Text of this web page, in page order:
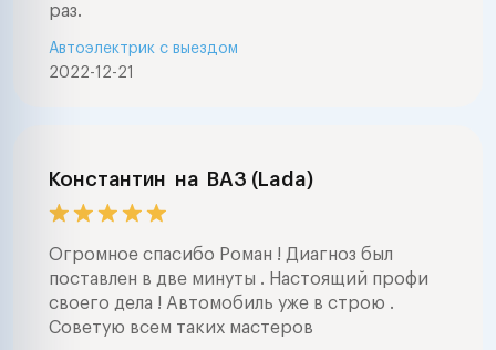
раз.
2022-12-21
Автоэлектрик с выездом
Константин на ВАЗ (Lada)
Огромное спасибо Роман ! Диагноз был
поставлен в две минуты . Настоящий профи
своего дела ! Автомобиль уже в строю .
Советую всем таких мастеров